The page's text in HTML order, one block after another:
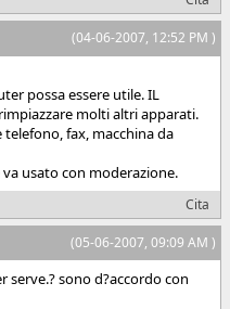
(04-06-2007, 12:52 PM )
possa essere utile. IL
molti altri apparati.
fax, macchina da
usato con moderazione.
Cita
(05-06-2007, 09:09 AM )
serve.? sono d?accordo con